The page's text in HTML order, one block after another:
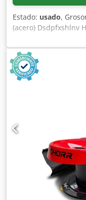
Estado: usado,
(acero) Dsdpfxshlnv